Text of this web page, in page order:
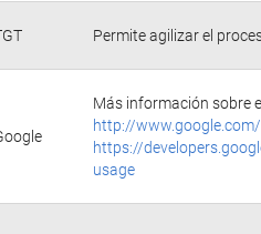
Permite agilizar el
Más información sobre
http://
https://
usage